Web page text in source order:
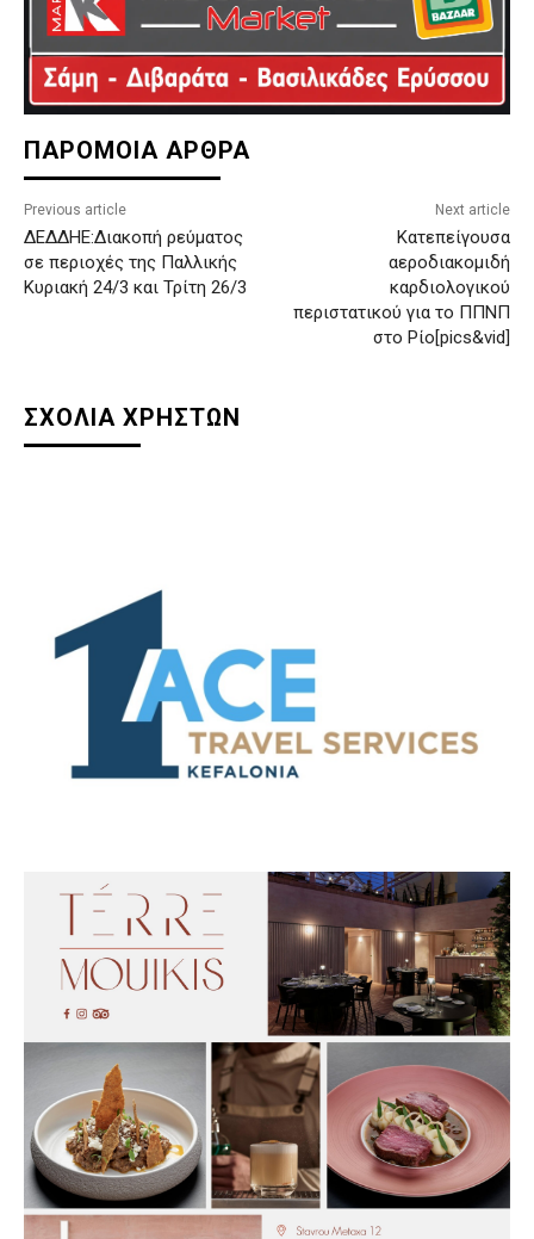
ΠΑΡΟΜΟΙΑ ΑΡΘΡΑ
Previous article
ΔΕΔΔΗΕ:Διακοπή ρεύματος
σε περιοχές της Παλλικής
Κυριακή 24/3 και Τρίτη 26/3
Next article
Κατεπείγουσα
αεροδιακομιδή
καρδιολογικού
περιστατικού για το ΠΠΝΠ
στο Ρίο[pics&vid]
ΣΧΟΛΙΑ ΧΡΗΣΤΩΝ